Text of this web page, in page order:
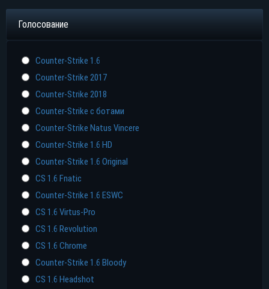
Голосование
Counter-Strike 1.6
Counter-Strike 2017
Counter-Strike 2018
Counter-Strike с ботами
Counter-Strike Natus Vincere
Counter-Strike 1.6 HD
Counter-Strike 1.6 Original
CS 1.6 Fnatic
Counter-Strike 1.6 ESWC
CS 1.6 Virtus-Pro
CS 1.6 Revolution
CS 1.6 Chrome
Counter-Strike 1.6 Bloody
CS 1.6 Headshot